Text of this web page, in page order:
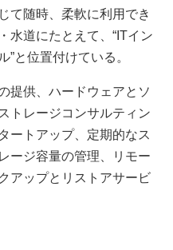
て随時、柔軟に利用でき
水道にたとえて、“ITイン
と位置付けている。
提供、ハードウェアとソ
トレージコンサルティン
ートアップ、定期的なス
ージ容量の管理、リモー
アップとリストアサービ